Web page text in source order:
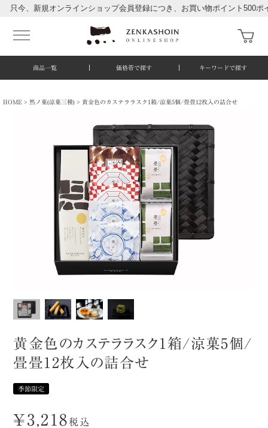
新規オンラインショップ会員登録につき、お買い物ポイント500ポイン
商品一覧 価格帯で探す キーワードで探す
HOME 然ノ菓(涼菓三種) 黄金色のカステララスク1箱/涼菓5個/畳畳12枚入の詰合せ
黄金色のカステララスク1箱/涼菓5個/
畳畳12枚入の詰合せ
季節限定
¥3,218税込